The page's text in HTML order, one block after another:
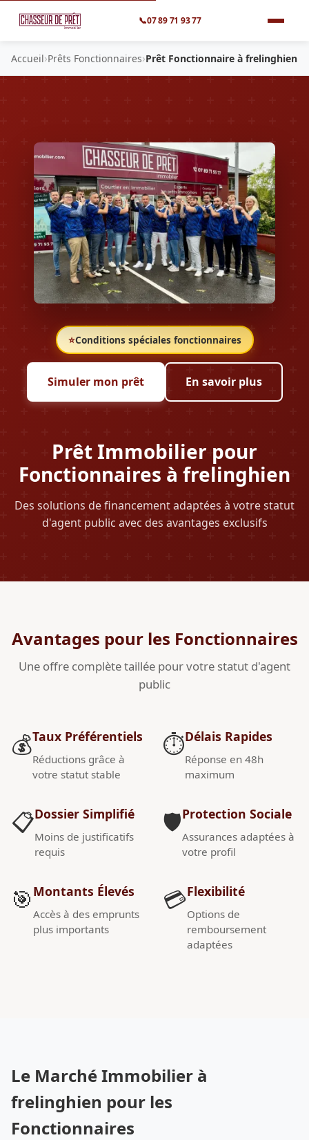
📞07 89 71 93 77
Accueil›Prêts Fonctionnaires›Prêt Fonctionnaire à frelinghien
⭐Conditions spéciales fonctionnaires
Prêt Immobilier pour
Fonctionnaires à frelinghien
Des solutions de financement adaptées à votre statut
d'agent public avec des avantages exclusifs
Simuler mon prêt En savoir plus
Avantages pour les Fonctionnaires
Une offre complète taillée pour votre statut d'agent
public
💰Taux Préférentiels
Réductions grâce à
votre statut stable
📋Dossier Simplifié
Moins de justificatifs
requis
🎯 Montants Élevés
Accès à des emprunts
plus importants
⏱️Délais Rapides
Réponse en 48h
maximum
🛡️Protection Sociale
Assurances adaptées à
votre profil
💳Flexibilité
Options de
remboursement
adaptées
Le Marché Immobilier à
frelinghien pour les
Fonctionnaires